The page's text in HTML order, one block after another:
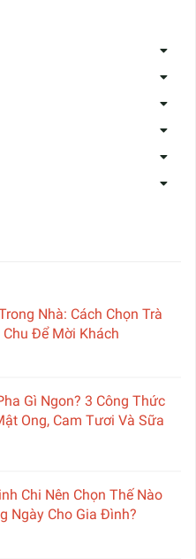
Nhà: Cách Chọn Trà
Chu Để Mời Khách
Gì Ngon? 3 Công Thức
Ong, Cam Tươi Và Sữa
Chi Nên Chọn Thế Nào
Ngày Cho Gia Đình?